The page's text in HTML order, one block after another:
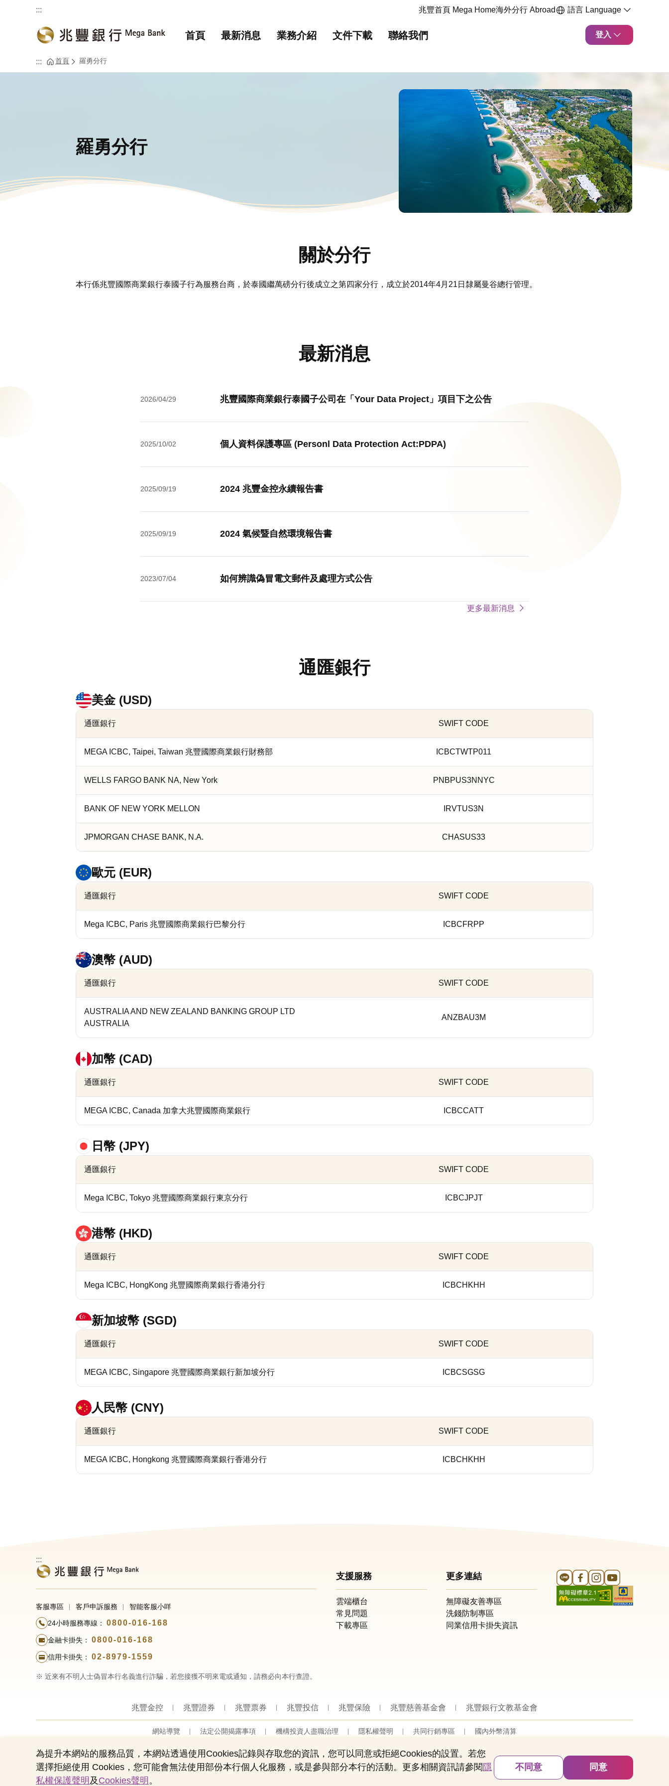
::: 兆豐首頁 Mega Home海外分行 Abroad 語言 Language
首頁 最新消息 業務介紹 文件下載 聯絡我們 登入
::: 首頁 羅勇分行
羅勇分行
關於分行
本行係兆豐國際商業銀行泰國子行為服務台商，於泰國繼萬磅分行後成立之第四家分行，成立於2014年4月21日隸屬曼谷總行管理。
最新消息
2026/04/29 兆豐國際商業銀行泰國子公司在「Your Data Project」項目下之公告
2025/10/02 個人資料保護專區 (Personl Data Protection Act:PDPA)
2025/09/19 2024 兆豐金控永續報告書
2025/09/19 2024 氣候暨自然環境報告書
2023/07/04 如何辨識偽冒電文郵件及處理方式公告
更多最新消息
通匯銀行
美金 (USD)
通匯銀行 SWIFT CODE
MEGA ICBC, Taipei, Taiwan 兆豐國際商業銀行財務部 ICBCTWTP011
WELLS FARGO BANK NA, New York PNBPUS3NNYC
BANK OF NEW YORK MELLON IRVTUS3N
JPMORGAN CHASE BANK, N.A. CHASUS33
歐元 (EUR)
通匯銀行 SWIFT CODE
Mega ICBC, Paris 兆豐國際商業銀行巴黎分行 ICBCFRPP
澳幣 (AUD)
通匯銀行 SWIFT CODE
AUSTRALIA AND NEW ZEALAND BANKING GROUP LTD
AUSTRALIA
ANZBAU3M
加幣 (CAD)
通匯銀行 SWIFT CODE
MEGA ICBC, Canada 加拿大兆豐國際商業銀行 ICBCCATT
日幣 (JPY)
通匯銀行 SWIFT CODE
Mega ICBC, Tokyo 兆豐國際商業銀行東京分行 ICBCJPJT
港幣 (HKD)
通匯銀行 SWIFT CODE
Mega ICBC, HongKong 兆豐國際商業銀行香港分行 ICBCHKHH
新加坡幣 (SGD)
通匯銀行 SWIFT CODE
MEGA ICBC, Singapore 兆豐國際商業銀行新加坡分行 ICBCSGSG
人民幣 (CNY)
通匯銀行 SWIFT CODE
MEGA ICBC, Hongkong 兆豐國際商業銀行香港分行 ICBCHKHH
:::
客服專區 客戶申訴服務 智能客服小咩
24小時服務專線： 0800-016-168
金融卡掛失： 0800-016-168
信用卡掛失： 02-8979-1559
※ 近來有不明人士偽冒本行名義進行詐騙，若您接獲不明來電或通知，請務必向本行查證。
支援服務
雲端櫃台
常見問題
下載專區
更多連結
無障礙友善專區
洗錢防制專區
同業信用卡掛失資訊
Line 官方帳號
FB 官方帳號
Instagram 官方帳號
YouTube 官方帳號
兆豐金控 兆豐證券 兆豐票券 兆豐投信 兆豐保險 兆豐慈善基金會 兆豐銀行文教基金會
網站導覽 法定公開揭露事項 機構投資人盡職治理 隱私權聲明 共同行銷專區 國內外幣清算
營業人：兆豐國際商業銀行股份有限公司 營利事業統一編號：03705903
Copyright © by Mega International Commercial Bank
為提升本網站的服務品質，本網站透過使用Cookies記錄與存取您的資訊，您可以同意或拒絕Cookies的設置。若您
選擇拒絕使用 Cookies，您可能會無法使用部份本行個人化服務，或是參與部分本行的活動。更多相關資訊請參閱 隱
私權保護聲明 及 Cookies聲明 。
不同意 同意